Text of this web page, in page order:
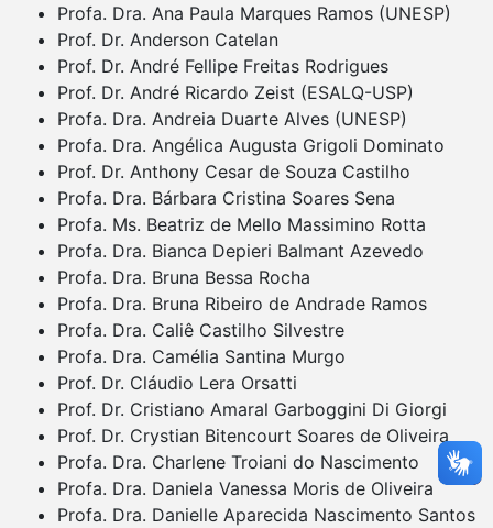
Profa. Dra. Ana Paula Marques Ramos (UNESP)
Prof. Dr. Anderson Catelan
Prof. Dr. André Fellipe Freitas Rodrigues
Prof. Dr. André Ricardo Zeist (ESALQ-USP)
Profa. Dra. Andreia Duarte Alves (UNESP)
Profa. Dra. Angélica Augusta Grigoli Dominato
Prof. Dr. Anthony Cesar de Souza Castilho
Profa. Dra. Bárbara Cristina Soares Sena
Profa. Ms. Beatriz de Mello Massimino Rotta
Profa. Dra. Bianca Depieri Balmant Azevedo
Profa. Dra. Bruna Bessa Rocha
Profa. Dra. Bruna Ribeiro de Andrade Ramos
Profa. Dra. Caliê Castilho Silvestre
Profa. Dra. Camélia Santina Murgo
Prof. Dr. Cláudio Lera Orsatti
Prof. Dr. Cristiano Amaral Garboggini Di Giorgi
Prof. Dr. Crystian Bitencourt Soares de Oliveira
Profa. Dra. Charlene Troiani do Nascimento
Profa. Dra. Daniela Vanessa Moris de Oliveira
Profa. Dra. Danielle Aparecida Nascimento Santos